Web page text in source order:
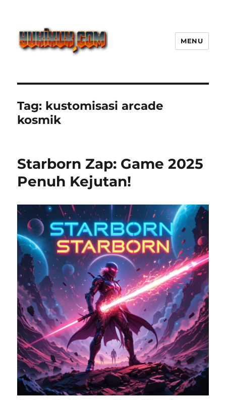
Paling Seru dengan Dunia Luas
MENU
Tag: kustomisasi arcade
kosmik
Starborn Zap: Game 2025
Penuh Kejutan!